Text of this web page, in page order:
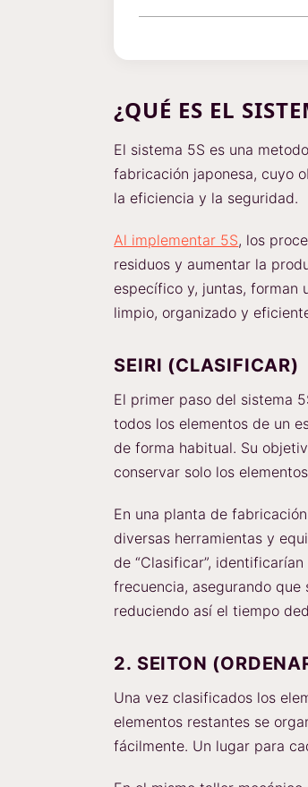
¿QUÉ ES EL
El sistema 5S es una
fabricación japonesa, cuyo
la eficiencia y la seguridad.
Al implementar 5S, los
residuos y aumentar la
específico y, juntas, forman
limpio, organizado y
SEIRI (CLASIFICAR)
El primer paso del sistema
todos los elementos de un
de forma habitual. Su
conservar solo los
En una planta de
diversas herramientas y
de “Clasificar”,
frecuencia, asegurando
reduciendo así el tiempo
2. SEITON
Una vez clasificados los
elementos restantes se
fácilmente. Un lugar para